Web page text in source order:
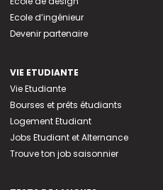
Ecole d’ingénieur
Devenir partenaire
VIE ETUDIANTE
Vie Etudiante
Bourses et prêts étudiants
Logement Etudiant
Jobs Etudiant et Alternance
Trouve ton job saisonnier